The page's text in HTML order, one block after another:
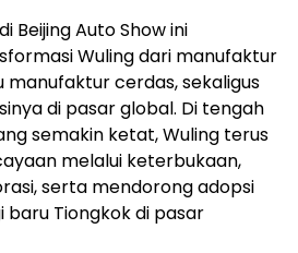
Beijing Auto Show ini
Wuling dari manufaktur
manufaktur cerdas, sekaligus
di pasar global. Di tengah
semakin ketat, Wuling terus
melalui keterbukaan,
serta mendorong adopsi
Tiongkok di pasar